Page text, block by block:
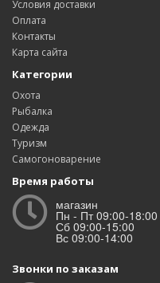
Условия доставки
Оплата
Контакты
Карта сайта
Категории
Охота
Рыбалка
Одежда
Туризм
Самогоноварение
Время работы
магазин
Пн - Пт 09:00-18:00
Сб 09:00-15:00
Вс 09:00-14:00
Звонки по заказам